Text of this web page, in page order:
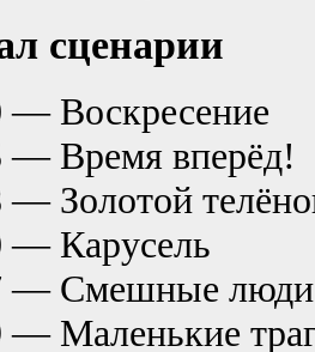
сценарии
— Воскресение
— Время вперёд!
— Золотой
— Карусель
— Смешные
— Маленькие